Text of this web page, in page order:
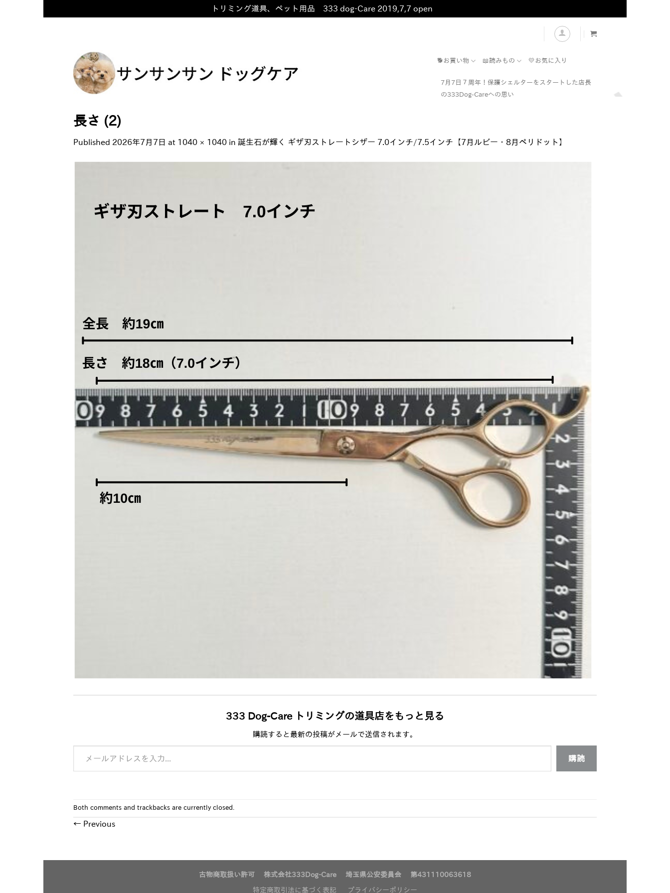
トリミング道具、ペット用品 333 dog-Care 2019,7,7 open
🐕お買い物 📖読みもの 💛お気に入り
7月7日７周年！保護シェルターをスタートした店長
の333Dog-Careへの思い
長さ (2)
Published 2026年7月7日 at 1040 × 1040 in 誕生石が輝く ギザ刃ストレートシザー 7.0インチ/7.5インチ【7月ルビー・8月ペリドット】
333 Dog-Care トリミングの道具店をもっと見る
購読すると最新の投稿がメールで送信されます。
メールアドレスを入力...
購読
Both comments and trackbacks are currently closed.
← Previous
古物商取扱い許可 株式会社333Dog-Care 埼玉県公安委員会 第431110063618
特定商取引法に基づく表記 プライバシーポリシー